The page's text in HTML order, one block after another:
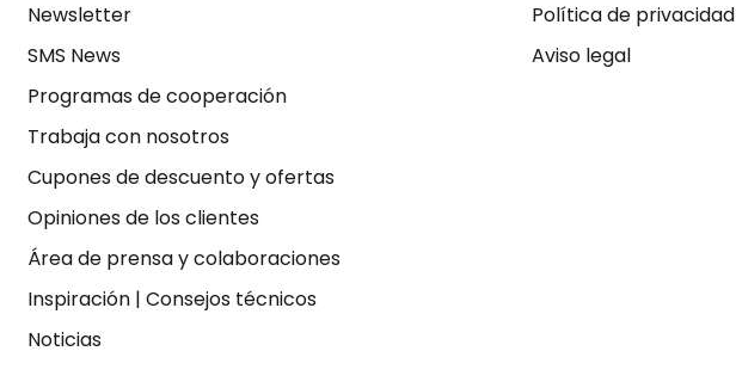
Newsletter
SMS News
Programas de cooperación
Trabaja con nosotros
Cupones de descuento y ofertas
Opiniones de los clientes
Área de prensa y colaboraciones
Inspiración| Consejos técnicos
Noticias
Política de privacidad
Aviso legal